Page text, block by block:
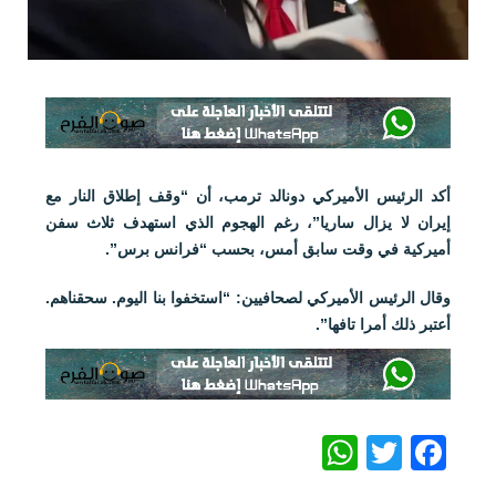
أكد الرئيس الأميركي دونالد ترمب، أن “وقف إطلاق النار مع
إيران لا يزال ساريا”، رغم الهجوم الذي استهدف ثلاث سفن
أميركية في وقت سابق أمس، بحسب “فرانس برس”.
وقال الرئيس الأميركي لصحافيين: “استخفوا بنا اليوم. سحقناهم.
أعتبر ذلك أمرا تافها”.
Facebook
Twitter
WhatsApp